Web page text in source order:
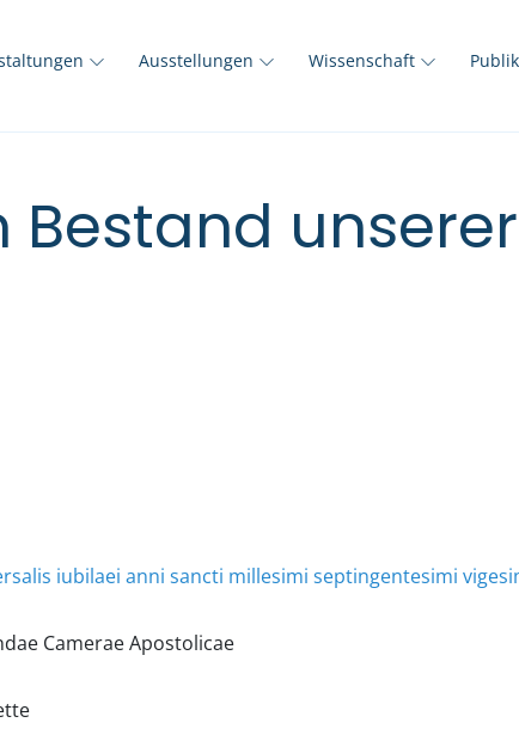
Ausstellungen Wissenschaft
Bestand
iubilaei anni sancti millesimi septingentesimi
Camerae Apostolicae